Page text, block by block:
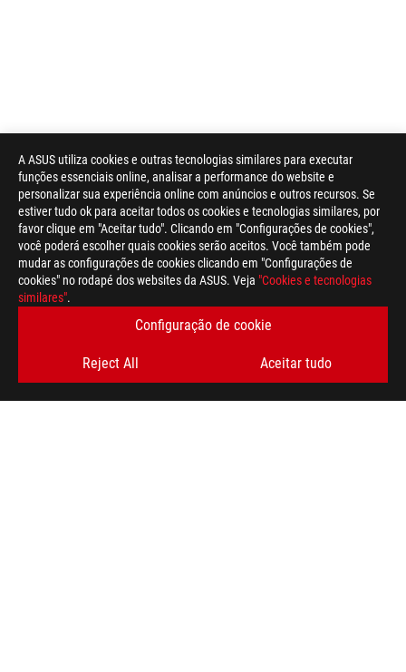
A ASUS utiliza cookies e outras tecnologias similares para executar
funções essenciais online, analisar a performance do website e
personalizar sua experiência online com anúncios e outros recursos. Se
estiver tudo ok para aceitar todos os cookies e tecnologias similares, por
favor clique em "Aceitar tudo". Clicando em "Configurações de cookies",
você poderá escolher quais cookies serão aceitos. Você também pode
mudar as configurações de cookies clicando em "Configurações de
cookies" no rodapé dos websites da ASUS. Veja "Cookies e tecnologias
similares".
Configuração de cookie
Reject All Aceitar tudo
Disclaimer
Os termos HDMI, HDMI High-Definition Multimedia Interface
HDMI e os Logótipos HDMI são marcas comerciais ou
HDMI 2.0 was revised to HDMI 2.1 TMDS, and HDMI 2.1 was
For pricing information, ASUS is only entitled to set a
they wish.